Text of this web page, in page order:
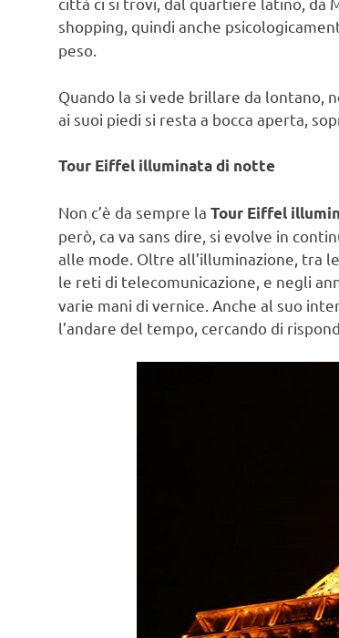
shopping, quindi anche
peso.
Quando la si vede brillare da lontano,
ai suoi piedi si resta a bocca aperta,
Tour Eiffel illuminata di notte
Non c’è da sempre la Tour Eiffel
però, ca va sans dire, si evolve in
alle mode. Oltre all’illuminazione, tra
le reti di telecomunicazione, e negli
varie mani di vernice. Anche al suo
l’andare del tempo, cercando di